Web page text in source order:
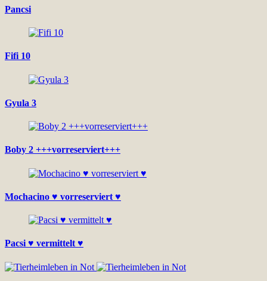
Pancsi
Fifi 10
Gyula 3
Boby 2 +++vorreserviert+++
Mochacino ♥ vorreserviert ♥
Pacsi ♥ vermittelt ♥